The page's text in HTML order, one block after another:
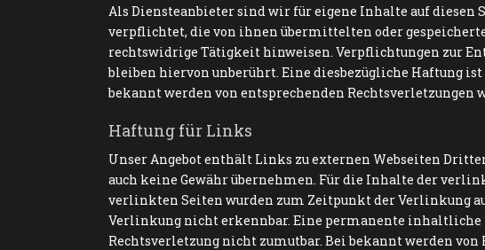
Als Diensteanbieter sind wir für eigene Inhalte auf
verpflichtet, die von ihnen übermittelten oder
rechtswidrige Tätigkeit hinweisen. Verpflichtungen zur
bleiben hiervon unberührt. Eine diesbezügliche Haftung
bekannt werden von entsprechenden
Haftung für Links
Unser Angebot enthält Links zu externen Webseiten
auch keine Gewähr übernehmen. Für die Inhalte der
verlinkten Seiten wurden zum Zeitpunkt der Verlinkung
Verlinkung nicht erkennbar. Eine permanente
Rechtsverletzung nicht zumutbar. Bei bekannt werden